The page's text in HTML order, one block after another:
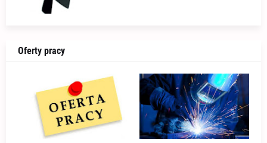
Oferty pracy